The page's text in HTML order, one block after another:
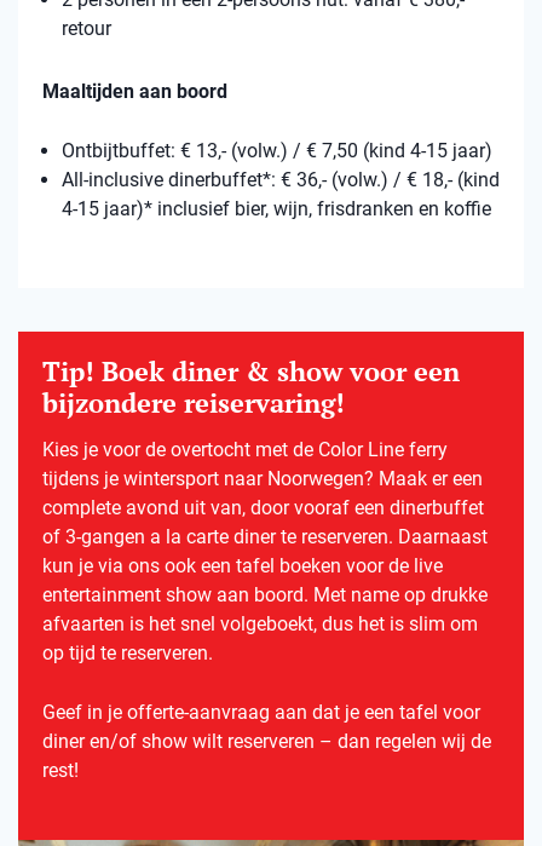
retour
Maaltijden aan boord
Ontbijtbuffet: € 13,- (volw.) / € 7,50 (kind 4-15 jaar)
All-inclusive dinerbuffet*: € 36,- (volw.) / € 18,- (kind
4-15 jaar)* inclusief bier, wijn, frisdranken en koffie
Tip! Boek diner & show voor een
bijzondere reiservaring!
Kies je voor de overtocht met de Color Line ferry
tijdens je wintersport naar Noorwegen? Maak er een
complete avond uit van, door vooraf een dinerbuffet
of 3-gangen a la carte diner te reserveren. Daarnaast
kun je via ons ook een tafel boeken voor de live
entertainment show aan boord. Met name op drukke
afvaarten is het snel volgeboekt, dus het is slim om
op tijd te reserveren.
Geef in je offerte-aanvraag aan dat je een tafel voor
diner en/of show wilt reserveren – dan regelen wij de
rest!